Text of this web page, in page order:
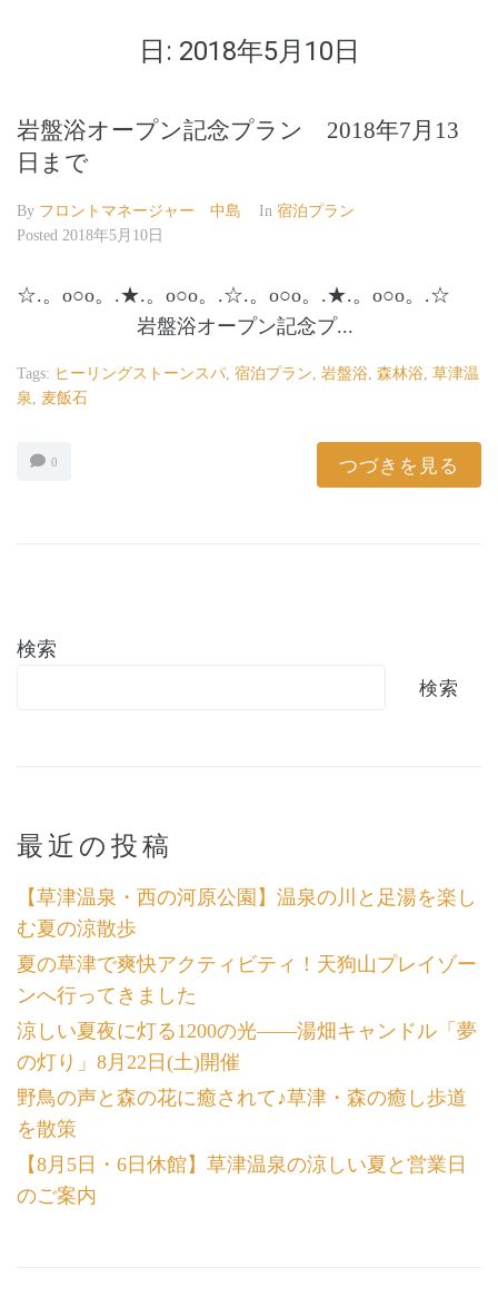
日: 2018年5月10日
岩盤浴オープン記念プラン 2018年7月13
日まで
By フロントマネージャー 中島 In 宿泊プラン
Posted 2018年5月10日
☆.。o○o。.★.。o○o。.☆.。o○o。.★.。o○o。.☆
岩盤浴オープン記念プ...
Tags: ヒーリングストーンスパ, 宿泊プラン, 岩盤浴, 森林浴, 草津温
泉, 麦飯石
0 つづきを見る
検索
検索
最近の投稿
【草津温泉・西の河原公園】温泉の川と足湯を楽し
む夏の涼散歩
夏の草津で爽快アクティビティ！天狗山プレイゾー
ンへ行ってきました
涼しい夏夜に灯る1200の光――湯畑キャンドル「夢
の灯り」8月22日(土)開催
野鳥の声と森の花に癒されて♪草津・森の癒し歩道
を散策
【8月5日・6日休館】草津温泉の涼しい夏と営業日
のご案内